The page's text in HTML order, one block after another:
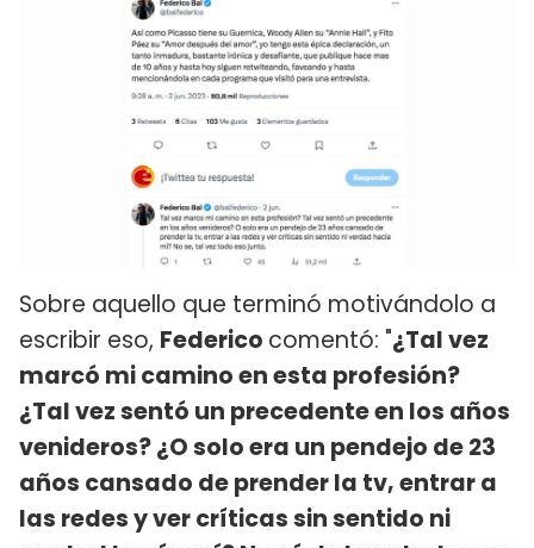
Sobre aquello que terminó motivándolo a
escribir eso, Federico comentó: "¿Tal vez
marcó mi camino en esta profesión?
¿Tal vez sentó un precedente en los años
venideros? ¿O solo era un pendejo de 23
años cansado de prender la tv, entrar a
las redes y ver críticas sin sentido ni